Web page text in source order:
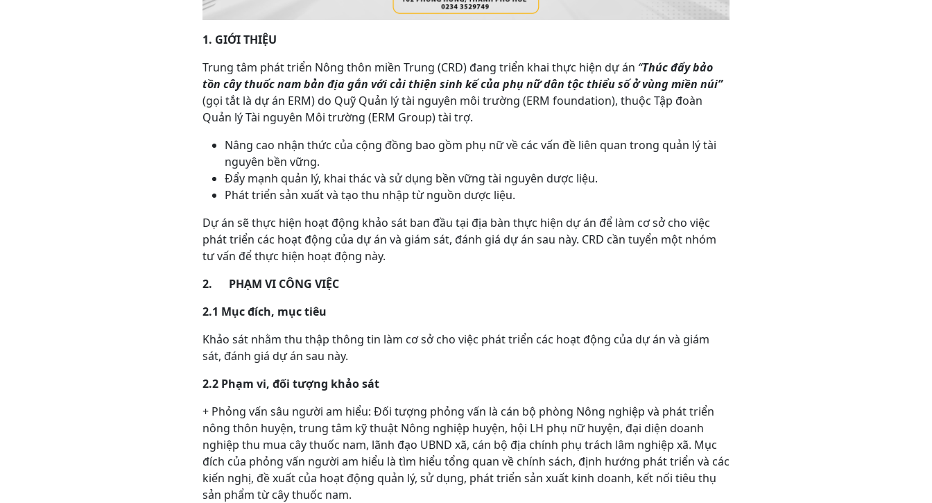
1. GIỚI THIỆU
Trung tâm phát triển Nông thôn miền Trung (CRD) đang triển khai thực hiện dự án “Thúc đẩy bảo
tồn cây thuốc nam bản địa gắn với cải thiện sinh kế của phụ nữ dân tộc thiểu số ở vùng miền núi”
(gọi tắt là dự án ERM) do Quỹ Quản lý tài nguyên môi trường (ERM foundation), thuộc Tập đoàn
Quản lý Tài nguyên Môi trường (ERM Group) tài trợ.
Nâng cao nhận thức của cộng đồng bao gồm phụ nữ về các vấn đề liên quan trong quản lý tài
nguyên bền vững.
Đẩy mạnh quản lý, khai thác và sử dụng bền vững tài nguyên dược liệu.
Phát triển sản xuất và tạo thu nhập từ nguồn dược liệu.
Dự án sẽ thực hiện hoạt động khảo sát ban đầu tại địa bàn thực hiện dự án để làm cơ sở cho việc
phát triển các hoạt động của dự án và giám sát, đánh giá dự án sau này. CRD cần tuyển một nhóm
tư vấn để thực hiện hoạt động này.
2. PHẠM VI CÔNG VIỆC
2.1 Mục đích, mục tiêu
Khảo sát nhằm thu thập thông tin làm cơ sở cho việc phát triển các hoạt động của dự án và giám
sát, đánh giá dự án sau này.
2.2 Phạm vi, đối tượng khảo sát
+ Phỏng vấn sâu người am hiểu: Đối tượng phỏng vấn là cán bộ phòng Nông nghiệp và phát triển
nông thôn huyện, trung tâm kỹ thuật Nông nghiệp huyện, hội LH phụ nữ huyện, đại diện doanh
nghiệp thu mua cây thuốc nam, lãnh đạo UBND xã, cán bộ địa chính phụ trách lâm nghiệp xã. Mục
đích của phỏng vấn người am hiểu là tìm hiểu tổng quan về chính sách, định hướng phát triển và các
kiến nghị, đề xuất của hoạt động quản lý, sử dụng, phát triển sản xuất kinh doanh, kết nối tiêu thụ
sản phẩm từ cây thuốc nam.